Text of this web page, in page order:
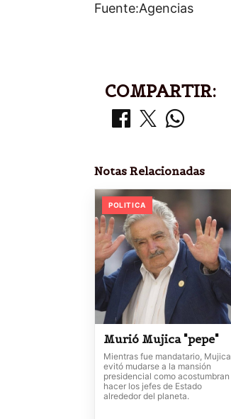
Fuente:Agencias
COMPARTIR:
Notas Relacionadas
POLITICA
Murió Mujica "pepe"
Mientras fue mandatario, Mujica
evitó mudarse a la mansión
presidencial como acostumbran
hacer los jefes de Estado
alrededor del planeta.